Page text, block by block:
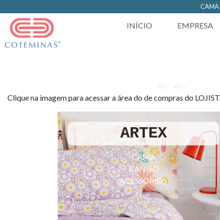
INÍCIO EMPRESA
Clique na imagem para acessar a área do de compras do
ARTEX
CAMA
BANHO
ACESSORIOS